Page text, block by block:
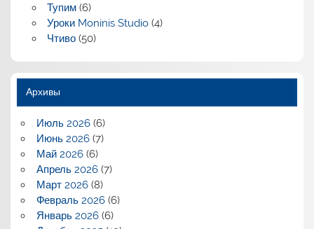
Тупим(6)
Уроки Moninis Studio(4)
Чтиво(50)
Архивы
Июль 2026(6)
Июнь 2026(7)
Май 2026(6)
Апрель 2026(7)
Март 2026(8)
Февраль 2026(6)
Январь 2026(6)